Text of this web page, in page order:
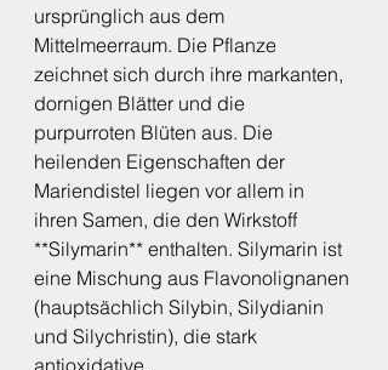
ursprünglich aus dem
Mittelmeerraum. Die Pflanze
zeichnet sich durch ihre markanten,
dornigen Blätter und die
purpurroten Blüten aus. Die
heilenden Eigenschaften der
Mariendistel liegen vor allem in
ihren Samen, die den Wirkstoff
**Silymarin** enthalten. Silymarin ist
eine Mischung aus Flavonolignanen
(hauptsächlich Silybin, Silydianin
und Silychristin), die stark
antioxidative,